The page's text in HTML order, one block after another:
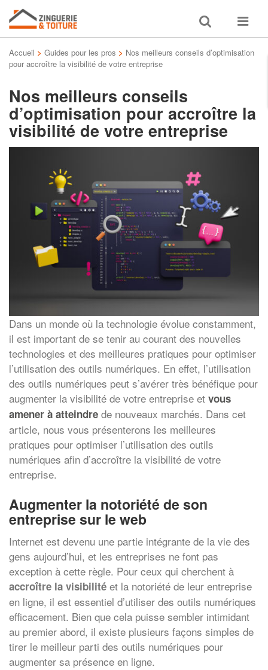
Toggle
search
Toggle
Accueil > Guides pour les pros > Nos meilleurs conseils d’optimisation
pour accroître la visibilité de votre entreprise
Nos meilleurs conseils
d’optimisation pour accroître la
visibilité de votre entreprise
Dans un monde où la technologie évolue constamment,
il est important de se tenir au courant des nouvelles
technologies et des meilleures pratiques pour optimiser
l’utilisation des outils numériques. En effet, l’utilisation
des outils numériques peut s’avérer très bénéfique pour
augmenter la visibilité de votre entreprise et vous
amener à atteindre de nouveaux marchés. Dans cet
article, nous vous présenterons les meilleures
pratiques pour optimiser l’utilisation des outils
numériques afin d’accroître la visibilité de votre
entreprise.
Augmenter la notoriété de son
entreprise sur le web
Internet est devenu une partie intégrante de la vie des
gens aujourd’hui, et les entreprises ne font pas
exception à cette règle. Pour ceux qui cherchent à
accroître la visibilité et la notoriété de leur entreprise
en ligne, il est essentiel d’utiliser des outils numériques
efficacement. Bien que cela puisse sembler intimidant
au premier abord, il existe plusieurs façons simples de
tirer le meilleur parti des outils numériques pour
augmenter sa présence en ligne.